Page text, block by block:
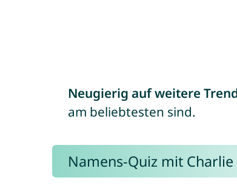
Neugierig auf weitere
am beliebtesten sind.
Namens-Quiz mit